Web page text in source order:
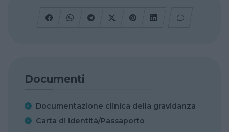
Documenti
Documentazione clinica della gravidanza
Carta di identità/Passaporto